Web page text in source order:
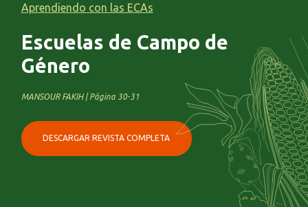
Aprendiendo con las ECAs
Escuelas de Campo de
Género
MANSOUR FAKIH | Página 30-31
DESCARGAR REVISTA COMPLETA